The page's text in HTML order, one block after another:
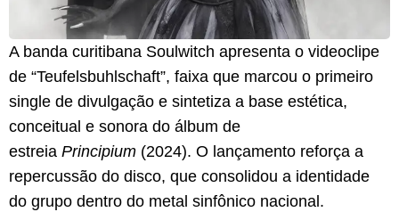
A banda curitibana Soulwitch apresenta o videoclipe
de “Teufelsbuhlschaft”, faixa que marcou o primeiro
single de divulgação e sintetiza a base estética,
conceitual e sonora do álbum de
estreia Principium (2024). O lançamento reforça a
repercussão do disco, que consolidou a identidade
do grupo dentro do metal sinfônico nacional.